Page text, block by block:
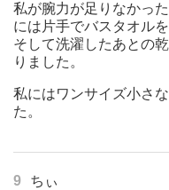
私が腕力が足りなかっ
には片手でバスタオル
そして洗濯したあとの
りました。
私にはワンサイズ小さ
た。
9 ちぃ